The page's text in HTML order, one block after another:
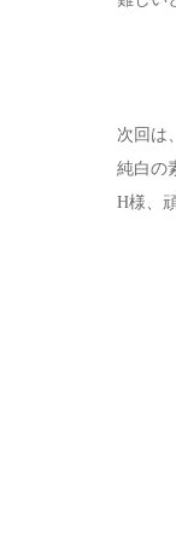
次回は
純白の
H様、